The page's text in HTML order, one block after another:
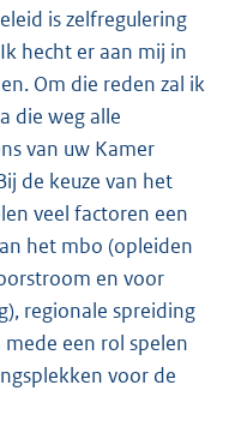
is zelfregulering
hecht er aan mij in
Om die reden zal ik
die weg alle
van uw Kamer
de keuze van het
veel factoren een
het mbo (opleiden
en voor
regionale spreiding
een rol spelen
voor de